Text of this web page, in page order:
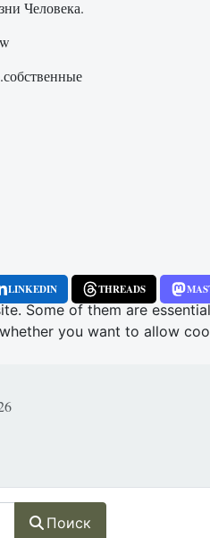
Поиск
Человека.
LINKEDIN THREADS
эпизод серии подкастов
Some of them are
you want to allow